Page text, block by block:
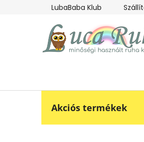
tartalomhoz
LubaBaba Klub
Akciós termékek